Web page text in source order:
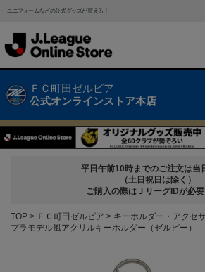
ユニフォームなどの公式グッズが買える！
ＦＣ町田ゼルビア
公式オンラインストア本店
平日午前10時までのご注文は当
（土日祝日は除く）
ご購入の際はＪリーグIDが必要
TOP ＦＣ町田ゼルビア
キーホルダー・アクセ
プラモデル風アクリルキーホルダー（ゼルビー）